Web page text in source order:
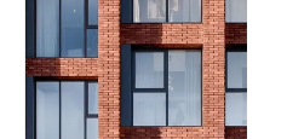
Проектная декларация
Проектная декларация от
Проектная декларация от
18)
Проектная декларация от